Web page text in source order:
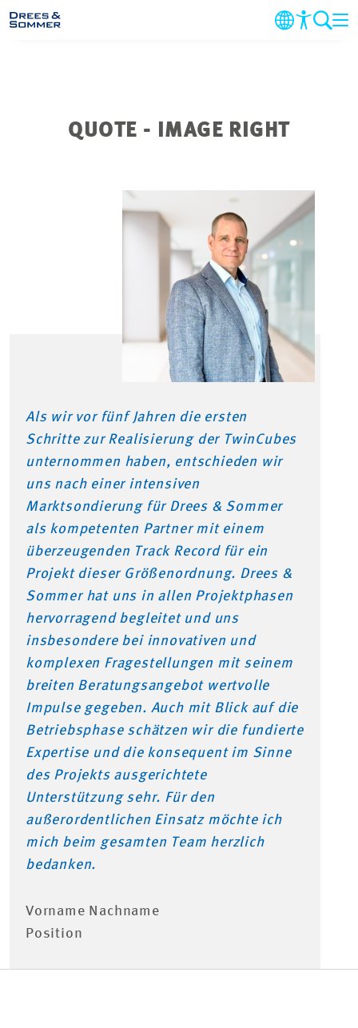
SERVICES
IM FOKUS
KARRIERE
PROJEKTE
KONTAKT
QUOTE - IMAGE RIGHT
Als wir vor fünf Jahren die ersten
Schritte zur Realisierung der TwinCubes
unternommen haben, entschieden wir
uns nach einer intensiven
Marktsondierung für Drees & Sommer
als kompetenten Partner mit einem
überzeugenden Track Record für ein
Projekt dieser Größenordnung. Drees &
Sommer hat uns in allen Projektphasen
hervorragend begleitet und uns
insbesondere bei innovativen und
komplexen Fragestellungen mit seinem
breiten Beratungsangebot wertvolle
Impulse gegeben. Auch mit Blick auf die
Betriebsphase schätzen wir die fundierte
Expertise und die konsequent im Sinne
des Projekts ausgerichtete
Unterstützung sehr. Für den
außerordentlichen Einsatz möchte ich
mich beim gesamten Team herzlich
bedanken.
Vorname Nachname
Position